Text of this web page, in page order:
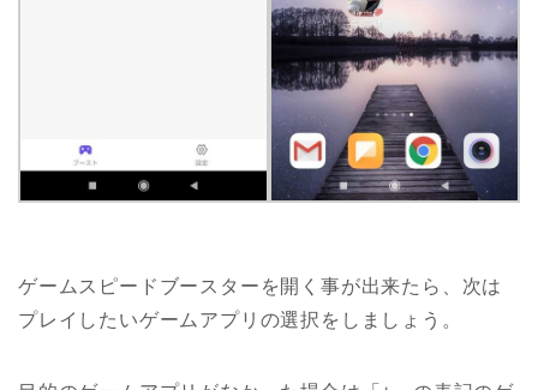
ゲームスピードブースターを開く事が出来たら、次は
プレイしたいゲームアプリの選択をしましょう。